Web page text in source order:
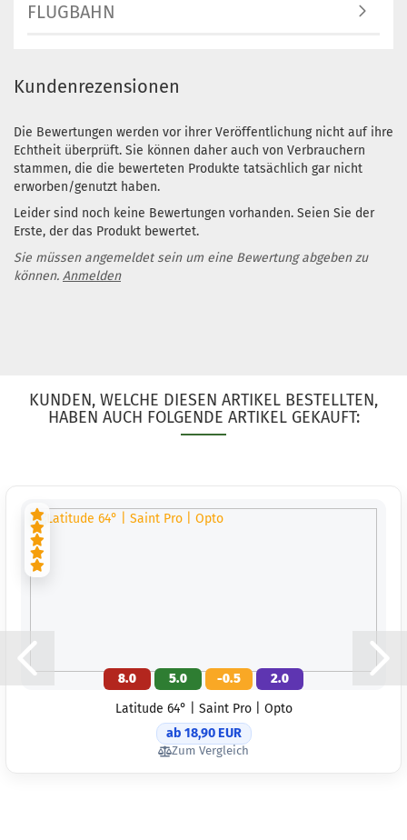
FLUGBAHN
Kundenrezensionen
Die Bewertungen werden vor ihrer Veröffentlichung nicht auf ihre
Echtheit überprüft. Sie können daher auch von Verbrauchern
stammen, die die bewerteten Produkte tatsächlich gar nicht
erworben/genutzt haben.
Leider sind noch keine Bewertungen vorhanden. Seien Sie der
Erste, der das Produkt bewertet.
Sie müssen angemeldet sein um eine Bewertung abgeben zu
können. Anmelden
KUNDEN, WELCHE DIESEN ARTIKEL BESTELLTEN,
HABEN AUCH FOLGENDE ARTIKEL GEKAUFT:
8.0 5.0 -0.5
2.0
Latitude 64° | Saint Pro | Opto
ab 18,90 EUR
Zum Vergleich